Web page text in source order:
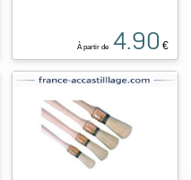
À partir de 4.90 €